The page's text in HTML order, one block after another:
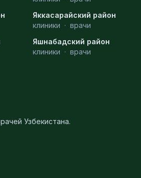
Яккасарайский район
клиники · врачи
Яшнабадский район
клиники · врачи
Узбекистана.